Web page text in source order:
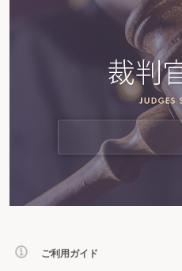
ご利用ガイド